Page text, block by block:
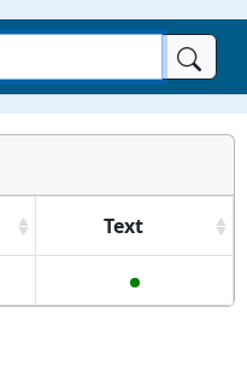
Text